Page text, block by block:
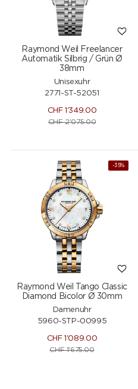
Raymond Weil Freelancer
Automatik Silbrig / Grün Ø
38mm
Unisexuhr
2771-ST-52051
CHF 1'349.00
CHF2'075.00
-35%
Raymond Weil Tango Classic
Diamond Bicolor Ø 30mm
Damenuhr
5960-STP-00995
CHF 1'089.00
CHF1'675.00